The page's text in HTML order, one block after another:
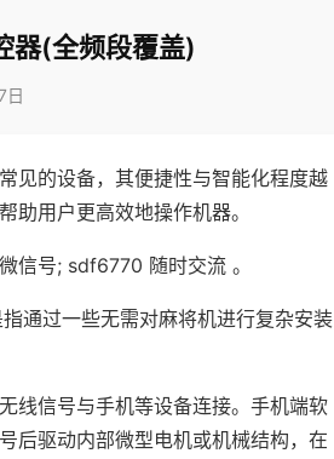
器(全频段覆盖)
日
见的设备，其便捷性与智能化程度越
助用户更高效地操作机器。
信号; sdf6770 随时交流 。
通过一些无需对麻将机进行复杂安装
线信号与手机等设备连接。手机端软
后驱动内部微型电机或机械结构，在